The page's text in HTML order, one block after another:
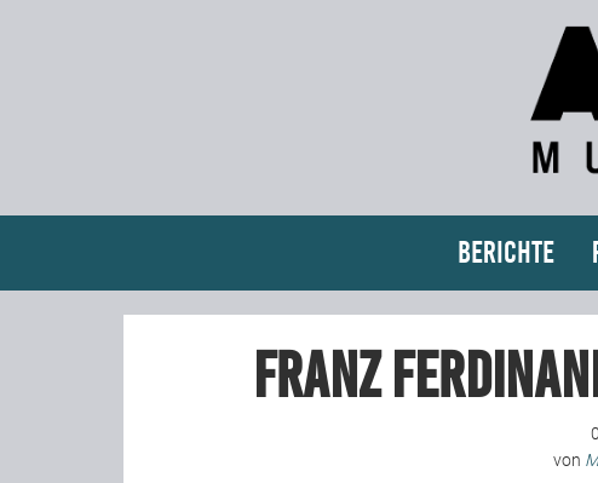
Berichte
Franz
von